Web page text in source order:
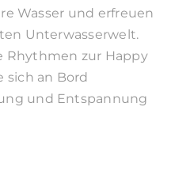
Wasser und erfreuen
Unterwasserwelt.
Rhythmen zur Happy
sich an Bord
und Entspannung